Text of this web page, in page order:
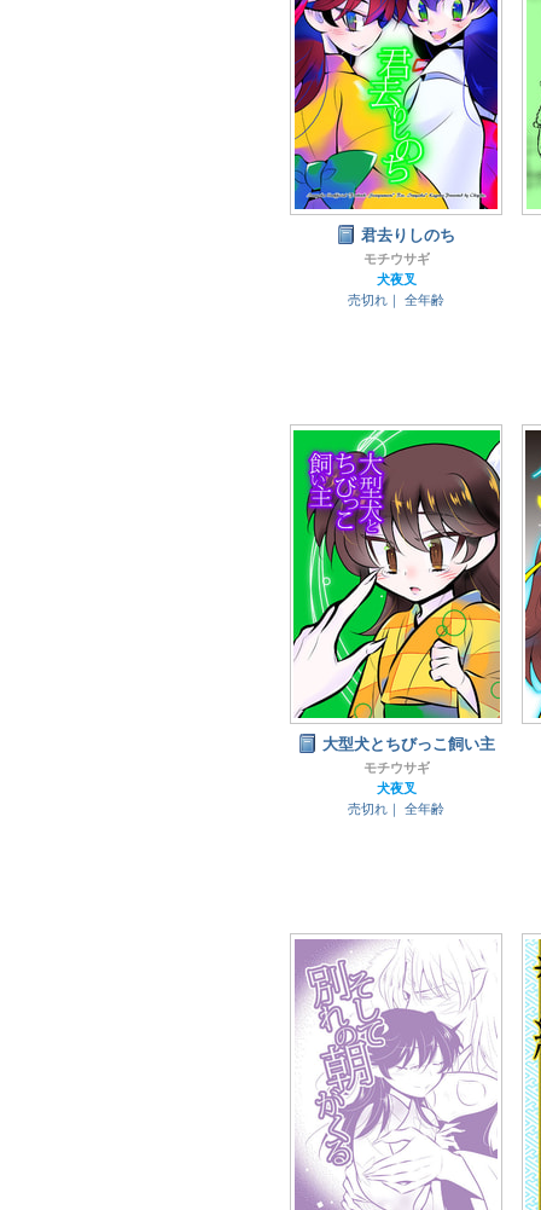
君去りしのち
モチウサギ
犬夜叉
売切れ｜
全年齢
大型犬とちびっこ飼い主
モチウサギ
犬夜叉
売切れ｜
全年齢